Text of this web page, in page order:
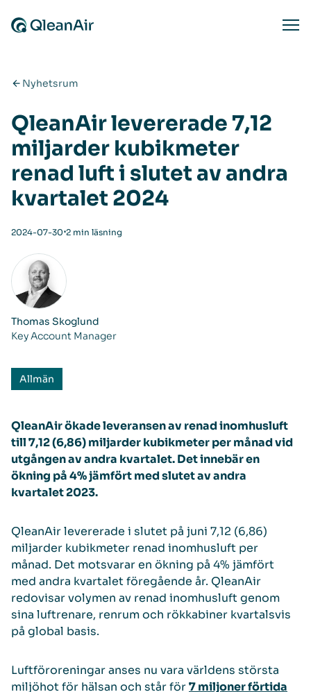
Nyhetsrum
QleanAir levererade 7,12
miljarder kubikmeter
renad luft i slutet av andra
kvartalet 2024
2024-07-30⋅2 min läsning
Thomas Skoglund
Key Account Manager
Allmän
QleanAir ökade leveransen av renad inomhusluft
till 7,12 (6,86) miljarder kubikmeter per månad vid
utgången av andra kvartalet. Det innebär en
ökning på 4% jämfört med slutet av andra
kvartalet 2023.
QleanAir levererade i slutet på juni 7,12 (6,86)
miljarder kubikmeter renad inomhusluft per
månad. Det motsvarar en ökning på 4% jämfört
med andra kvartalet föregående år. QleanAir
redovisar volymen av renad inomhusluft genom
sina luftrenare, renrum och rökkabiner kvartalsvis
på global basis.
Luftföroreningar anses nu vara världens största
miljöhot för hälsan och står för7 miljoner förtida